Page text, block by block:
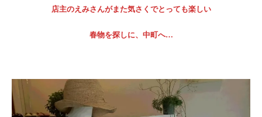
店主のえみさんがまた気さくでとっても楽しい
春物を探しに、中町へ…